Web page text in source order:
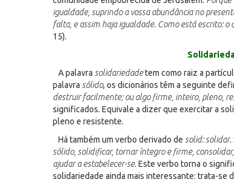
igualdade, suprindo a vossa abundância no
falta, e assim haja igualdade. Como está escrito:
15).
A palavra solidariedadetem como raiz a
palavra sólido, os dicionários têm a seguinte
destruir facilmente; ou algo firme, inteiro, pleno,
significados. Equivale a dizer que exercitar a
pleno e resistente.
Há também um verbo derivado de solid: solidar.
sólido, solidificar, tornar íntegro e firme,
ajudar a estabelecer-se. Este verbo torna o
solidariedade ainda mais interessante: trata-se